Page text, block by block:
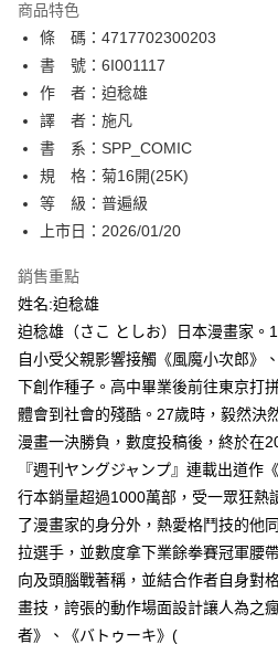
相關說明
【關於「AFTEE先享後付」】
AFTEE先享後付是「在收到商品之後才付
便利好安心！
１．簡單：不需註冊會員、不需綁卡、不需
２．便利：只要手機號碼，簡訊認證，即可
３．安心：先確認商品／服務後，再付款。
【「AFTEE先享後付」結帳流程】
１．於結帳方式選擇「AFTEE先享後付」
結帳頁面，進行簡訊認證並確認金額後，即
２．訂單成立數日內，您將收到繳費通知簡
ATM／網路銀行／等多元方式進行付款，方
※ 請注意：結帳手續完成當下不需立刻繳
購買商品的店家。未經商家同意取消之訂
後付繳納相關費用。
※ 交易是否成功請以「AFTEE先享後付
是否繳費成功／繳費後需取消欲退款等相
【注意事項】
１．透過由恩沛科技股份有限公司提供之
易，需依本服務之必要範圍內提供個人資
權轉讓予恩沛科技股份有限公司。
２．關於個人資料處理事宜，請瀏覽以下
３．未成年的使用者請事先徵得法定代理
「AFTEE先享後付」，若未經同意申辦者
任。
４．使用「AFTEE先享後付」時，將依據
時審查核予不同之上限額度；若仍有額度
ATM付款
運送方式
全家取貨付款
每筆NT$80，滿NT$500(含以上)免運費
付款後全家取貨
每筆NT$80，滿NT$500(含以上)免運費
付款後萊爾富取貨
每筆NT$80，滿NT$500(含以上)免運
7-11取貨付款
每筆NT$80，滿NT$500(含以上)免運
付款後7-11取貨
每筆NT$80，滿NT$500(含以上)免運
宅配
每筆NT$100，滿NT$800(含以上)免
國家/地區配送
商品特色
條 碼：4717702300203
書 號：6I001117
作 者：迫稔雄
譯 者：施凡
書 系：SPP_COMIC
規 格：菊16開(25K)
等 級：普遍級
上市日：2026/01/20
銷售重點
姓名:迫稔雄
迫稔雄（さこ としお）日本漫畫家。
自小受父親影響接觸《風魔小次郎》
下創作種子。高中畢業後前往東京打
體會到社會的殘酷。27歲時，毅然決
漫畫一決勝負，數度投稿後，終於在
『週刊ヤングジャンプ』連載出道作
行本銷量超過1000萬部，受一眾狂熱
了漫畫家的身分外，熱愛格鬥技的他
拉選手，並數度拿下業餘拳賽冠軍腰
向及頭腦戰著稱，並結合作者自身對
畫技，誇張的動作場面設計讓人為之
者》、《バトゥーキ》(